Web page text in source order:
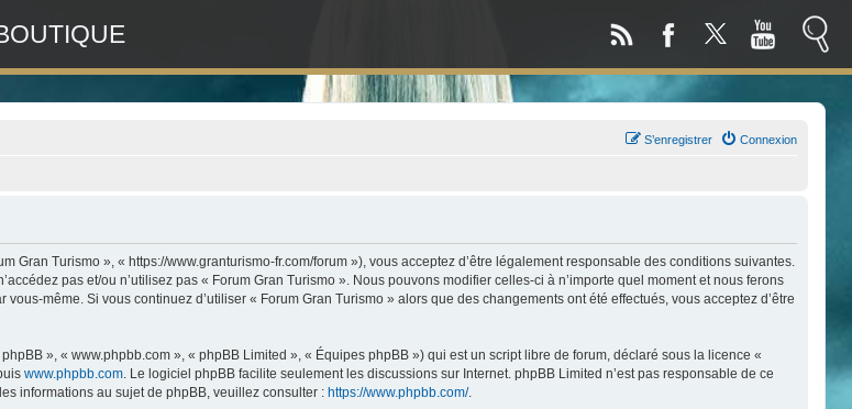
Connexion
S’enregistrer
Gran Turismo », « https://www.granturismo-fr.com/forum »), vous acceptez d’être légalement responsable des conditions suivantes.
pas et/ou n’utilisez pas « Forum Gran Turismo ». Nous pouvons modifier celles-ci à n’importe quel moment et nous ferons
même. Si vous continuez d’utiliser « Forum Gran Turismo » alors que des changements ont été effectués, vous acceptez d’être
», « www.phpbb.com », « phpBB Limited », « Équipes phpBB ») qui est un script libre de forum, déclaré sous la licence «
www.phpbb.com. Le logiciel phpBB facilite seulement les discussions sur Internet. phpBB Limited n’est pas responsable de ce
informations au sujet de phpBB, veuillez consulter : https://www.phpbb.com/.